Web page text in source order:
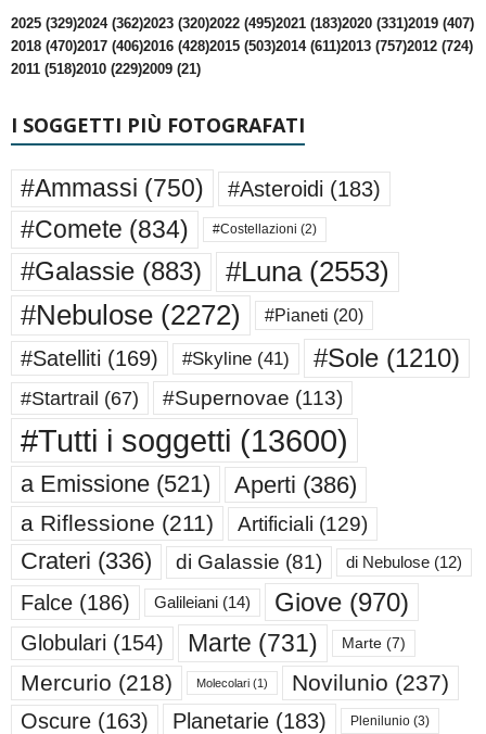
2025 (329)2024 (362)2023 (320)2022 (495)2021 (183)2020 (331)2019 (407)
2018 (470)2017 (406)2016 (428)2015 (503)2014 (611)2013 (757)2012 (724)
2011 (518)2010 (229)2009 (21)
I SOGGETTI PIÙ FOTOGRAFATI
#Ammassi (750) #Asteroidi (183)
#Comete (834) #Costellazioni (2)
#Galassie (883) #Luna(2553)
#Nebulose (2272) #Pianeti (20)
#Satelliti (169) #Skyline (41) #Sole (1210)
#Startrail (67) #Supernovae (113)
#Tutti i soggetti (13600)
a Emissione (521) Aperti (386)
a Riflessione (211) Artificiali (129)
Crateri (336) di Galassie (81) di Nebulose (12)
Falce (186) Galileiani (14) Giove (970)
Globulari (154) Marte (731) Marte (7)
Mercurio (218) Molecolari (1) Novilunio (237)
Oscure (163) Planetarie (183) Plenilunio (3)